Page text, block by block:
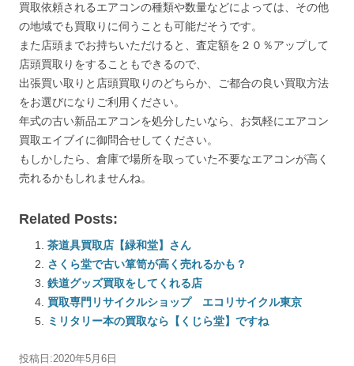
買取依頼されるエアコンの種類や数量などによっては、その他
の地域でも買取りに伺うことも可能だそうです。
また店頭までお持ちいただけると、査定額を２０％アップして
店頭買取りをすることもできるので、
出張買い取りと店頭買取りのどちらか、ご都合の良い買取方法
をお選びになりご利用ください。
年式の古い新品エアコンを処分したいなら、お気軽にエアコン
買取エイブイに御問合せしてください。
もしかしたら、倉庫で場所を取っていた不要なエアコンが高く
売れるかもしれませんね。
Related Posts:
茶道具買取店【緑和堂】さん
さくら堂で古い箪笥が高く売れるかも？
鉄道グッズ買取をしてくれる店
買取専門リサイクルショップ エコリサイクル東京
ミリタリー本の買取なら【くじら堂】ですね
投稿日:2020年5月6日